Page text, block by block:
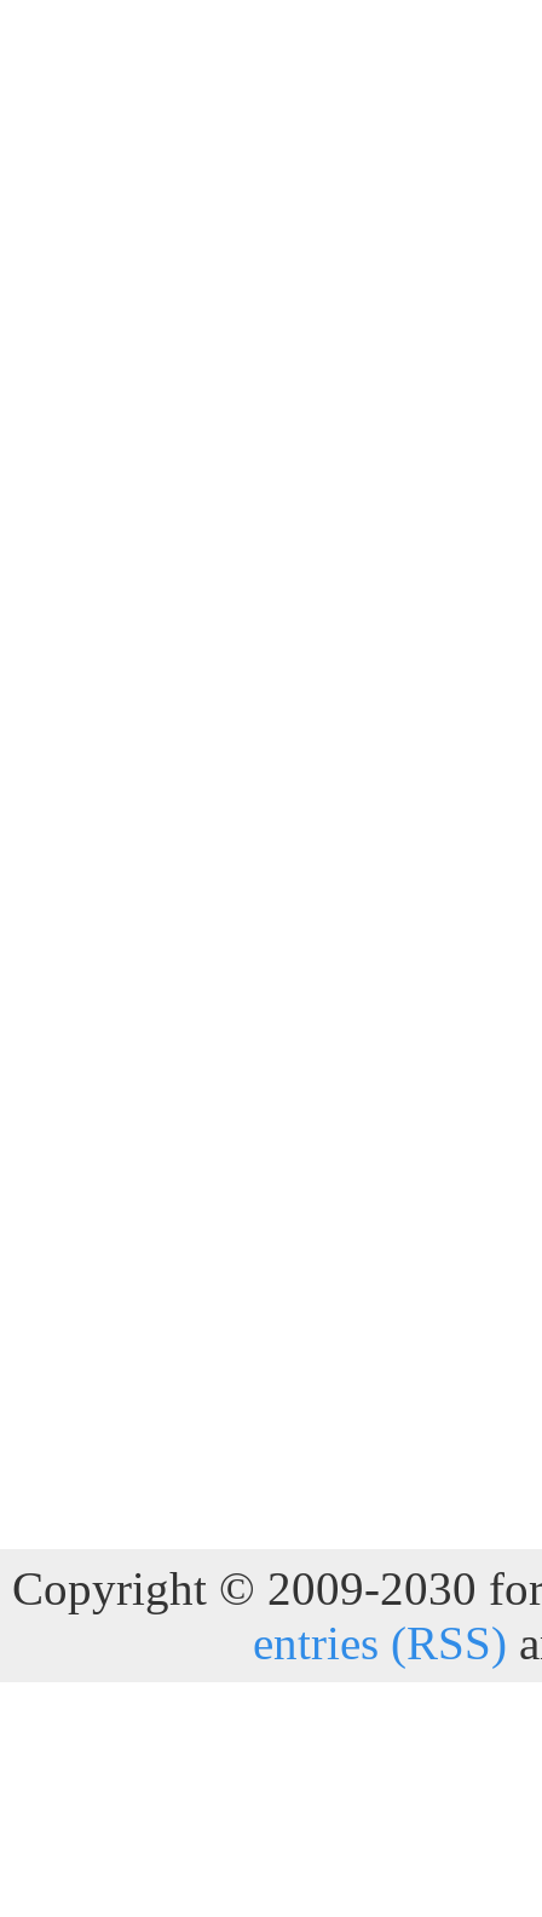
Copyright © 2009-2030
entries (RSS)